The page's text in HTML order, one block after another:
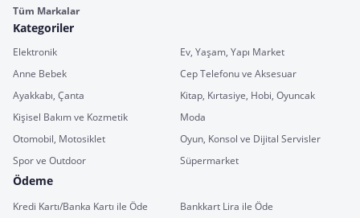
Tüm Markalar
Kategoriler
Elektronik
Ev, Yaşam, Yapı Market
Anne Bebek
Cep Telefonu ve Aksesuar
Ayakkabı, Çanta
Kitap, Kırtasiye, Hobi, Oyuncak
Kişisel Bakım ve Kozmetik
Moda
Otomobil, Motosiklet
Oyun, Konsol ve Dijital Servisler
Spor ve Outdoor
Süpermarket
Ödeme
Kredi Kartı/Banka Kartı ile Öde
Bankkart Lira ile Öde